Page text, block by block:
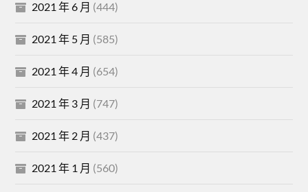
2021 年 6 月 (444)
2021 年 5 月 (585)
2021 年 4 月 (654)
2021 年 3 月 (747)
2021 年 2 月 (437)
2021 年 1 月 (560)